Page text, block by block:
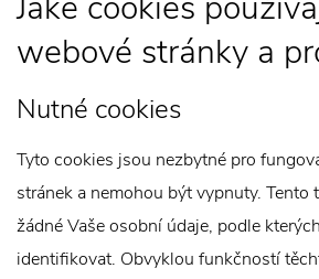
webové stránky a
Nutné cookies
Tyto cookies jsou nezbytné pro
stránek a nemohou být vypnuty. Tento
žádné Vaše osobní údaje, podle
identifikovat. Obvyklou funkčností